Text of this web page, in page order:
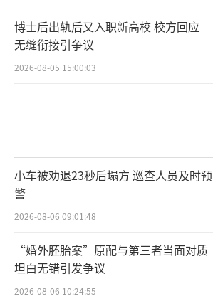
博士后出轨后又入职新高校 校方回应
无缝衔接引争议
2026-08-05 15:00:03
小车被劝退23秒后塌方 巡查人员及时预
警
2026-08-06 09:01:48
“婚外胚胎案”原配与第三者当面对质
坦白无错引发争议
2026-08-06 10:24:55